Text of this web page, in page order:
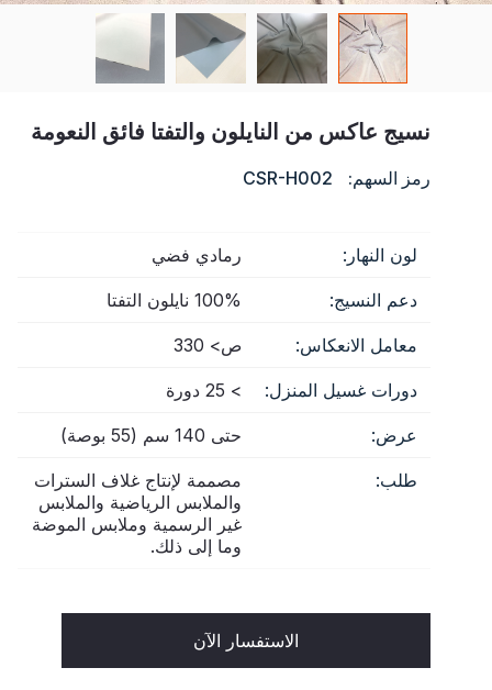
فهرس
نسيج عاكس من النايلون والتفتا فائق النعومة
رمز السهم: CSR-H002
لون النهار: رمادي فضي
دعم النسيج: 100% نايلون التفتا
معامل الانعكاس: ص> 330
دورات غسيل المنزل: > 25 دورة
عرض: حتى 140 سم (55 بوصة)
طلب:
مصممة لإنتاج غلاف السترات
والملابس الرياضية والملابس
غير الرسمية وملابس الموضة
وما إلى ذلك.
الاستفسار الآن